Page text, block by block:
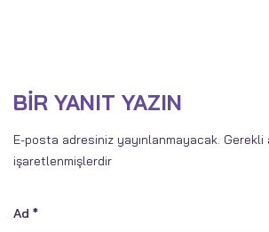
BIR YANIT YAZIN
E-posta adresiniz yayınlanmayacak. Gerekli
işaretlenmişlerdir
Ad *